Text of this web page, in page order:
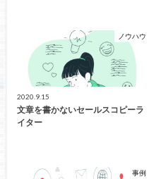
ノウハウ
2020.9.15
文章を書かないセールスコピーラ
イター
事例